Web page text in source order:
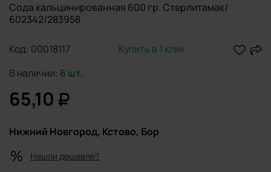
Сода кальцинированная 600 гр. Стерлитамак/
602342/283958
В наличии: 6 шт.
65,10
Код: 00018117 Купить в 1 клик
Нижний Новгород, Кстово, Бор
Нашли дешевле?